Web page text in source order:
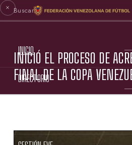
INICIO
DIRECTORIO
INICIÓ EL PROCESO DE
FINAL DE LA COPA